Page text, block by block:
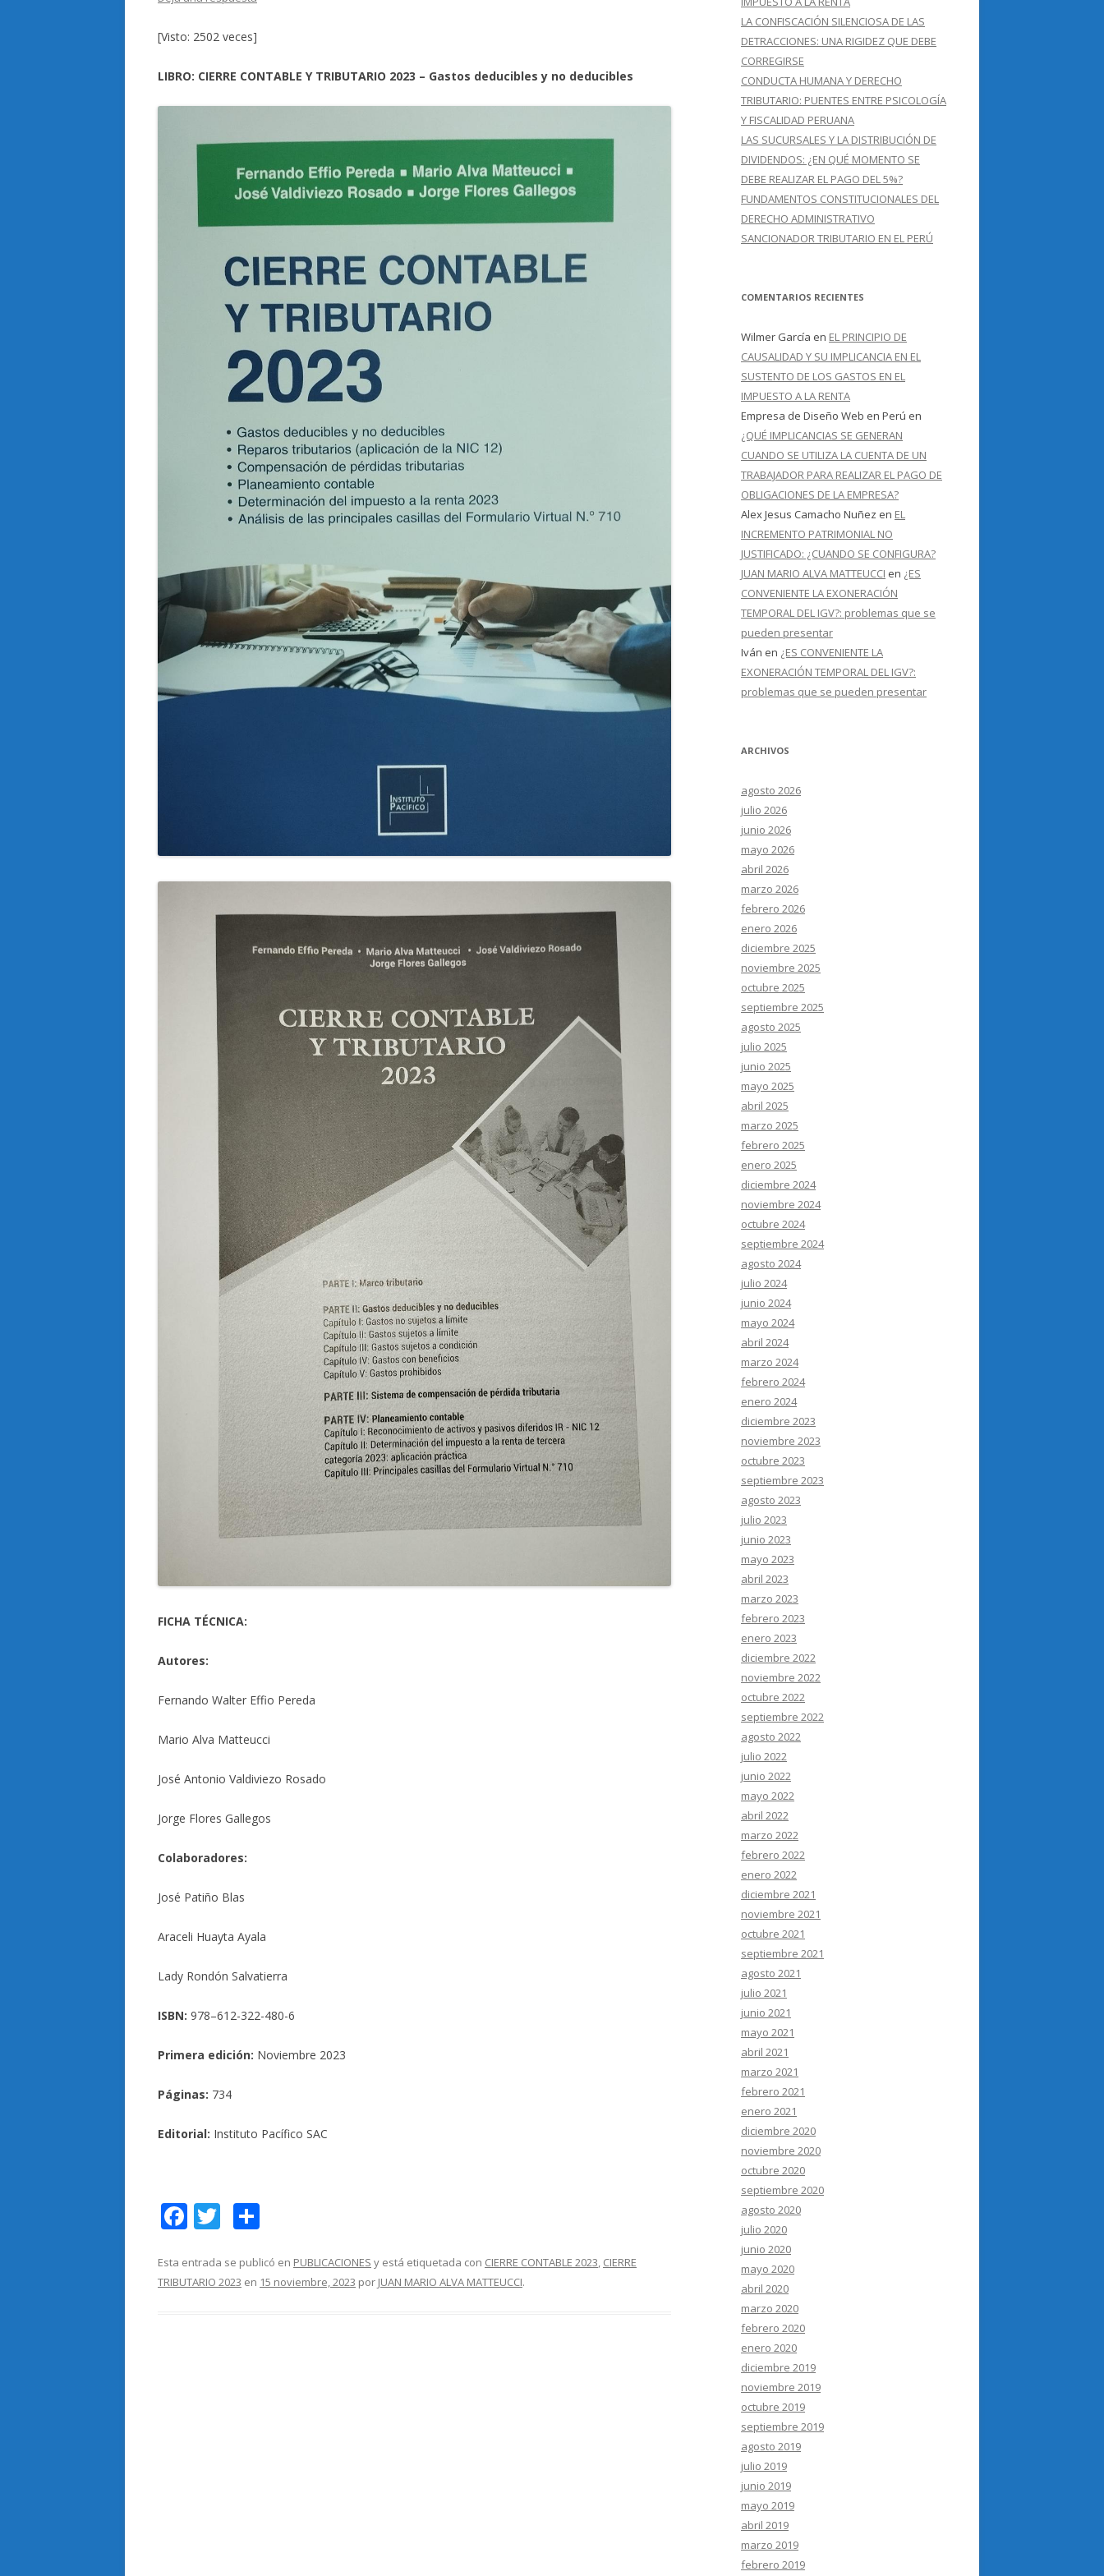
[Visto: 2502 veces]
LIBRO: CIERRE CONTABLE Y TRIBUTARIO 2023 – Gastos deducibles y no deducibles
FICHA TÉCNICA:
Autores:
Fernando Walter Effio Pereda
Mario Alva Matteucci
José Antonio Valdiviezo Rosado
Jorge Flores Gallegos
Colaboradores:
José Patiño Blas
Araceli Huayta Ayala
Lady Rondón Salvatierra
ISBN: 978–612-322-480-6
Primera edición: Noviembre 2023
Páginas: 734
Editorial: Instituto Pacífico SAC
F
e
b
T
itt
er
m
p
Esta entrada se publicó en PUBLICACIONES y está etiquetada con CIERRE CONTABLE 2023, CIERRE
TRIBUTARIO 2023 en 15 noviembre, 2023 por JUAN MARIO ALVA MATTEUCCI.
LA CONFISCACIÓN SILENCIOSA DE LAS
DETRACCIONES: UNA RIGIDEZ QUE DEBE
CORREGIRSE
CONDUCTA HUMANA Y DERECHO
TRIBUTARIO: PUENTES ENTRE PSICOLOGÍA
Y FISCALIDAD PERUANA
LAS SUCURSALES Y LA DISTRIBUCIÓN DE
DIVIDENDOS: ¿EN QUÉ MOMENTO SE
DEBE REALIZAR EL PAGO DEL 5%?
FUNDAMENTOS CONSTITUCIONALES DEL
DERECHO ADMINISTRATIVO
SANCIONADOR TRIBUTARIO EN EL PERÚ
COMENTARIOS RECIENTES
Wilmer García en EL PRINCIPIO DE
CAUSALIDAD Y SU IMPLICANCIA EN EL
SUSTENTO DE LOS GASTOS EN EL
IMPUESTO A LA RENTA
Empresa de Diseño Web en Perú en
¿QUÉ IMPLICANCIAS SE GENERAN
CUANDO SE UTILIZA LA CUENTA DE UN
TRABAJADOR PARA REALIZAR EL PAGO DE
OBLIGACIONES DE LA EMPRESA?
Alex Jesus Camacho Nuñez en EL
INCREMENTO PATRIMONIAL NO
JUSTIFICADO: ¿CUANDO SE CONFIGURA?
JUAN MARIO ALVA MATTEUCCI en ¿ES
CONVENIENTE LA EXONERACIÓN
TEMPORAL DEL IGV?: problemas que se
pueden presentar
Iván en ¿ES CONVENIENTE LA
EXONERACIÓN TEMPORAL DEL IGV?:
problemas que se pueden presentar
ARCHIVOS
agosto 2026
julio 2026
junio 2026
mayo 2026
abril 2026
marzo 2026
febrero 2026
enero 2026
diciembre 2025
noviembre 2025
octubre 2025
septiembre 2025
agosto 2025
julio 2025
junio 2025
mayo 2025
abril 2025
marzo 2025
febrero 2025
enero 2025
diciembre 2024
noviembre 2024
octubre 2024
septiembre 2024
agosto 2024
julio 2024
junio 2024
mayo 2024
abril 2024
marzo 2024
febrero 2024
enero 2024
diciembre 2023
noviembre 2023
octubre 2023
septiembre 2023
agosto 2023
julio 2023
junio 2023
mayo 2023
abril 2023
marzo 2023
febrero 2023
enero 2023
diciembre 2022
noviembre 2022
octubre 2022
septiembre 2022
agosto 2022
julio 2022
junio 2022
mayo 2022
abril 2022
marzo 2022
febrero 2022
enero 2022
diciembre 2021
noviembre 2021
octubre 2021
septiembre 2021
agosto 2021
julio 2021
junio 2021
mayo 2021
abril 2021
marzo 2021
febrero 2021
enero 2021
diciembre 2020
noviembre 2020
octubre 2020
septiembre 2020
agosto 2020
julio 2020
junio 2020
mayo 2020
abril 2020
marzo 2020
febrero 2020
enero 2020
diciembre 2019
noviembre 2019
octubre 2019
septiembre 2019
agosto 2019
julio 2019
junio 2019
mayo 2019
abril 2019
marzo 2019
febrero 2019